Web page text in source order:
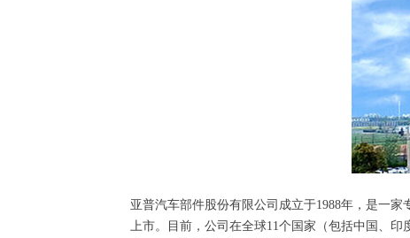
亚普汽车部件股份有限公司成立于1988年，是一
上市。目前，公司在全球11个国家（包括中国、